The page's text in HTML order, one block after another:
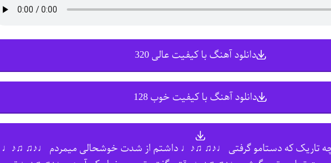
دانلود آهنگ با کیفیت عالی 320
دانلود آهنگ با کیفیت خوب 128
تاریک که دستامو گرفتی ♩♪♫ ♫♪♩ داشتم از شدت خوشحالی میمردم ♩♪♫ ♫♪♩